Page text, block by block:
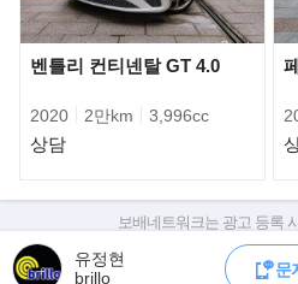
- 실내 카본 드라이버스존
- 실내 카본 센트럴 브릿지
- 실내 카본 컵 홀더
- RSFD 20인치 단조 다이아몬드 컷
- 옐로우 캘리퍼
- 넥워머
- 통풍시트
- 하이파이 프리미엄 시스템 JBL 오디
- 스마트폰 커넥션
벤틀리 컨티넨탈 GT 4.0
2020 2만km 3,996cc
상담
유정현
brillo
문
보배네트워크는 광고 등록
판매자가 직접 등록한 내용에 대한 모
차량 구매 시 차량등록증, 성능점